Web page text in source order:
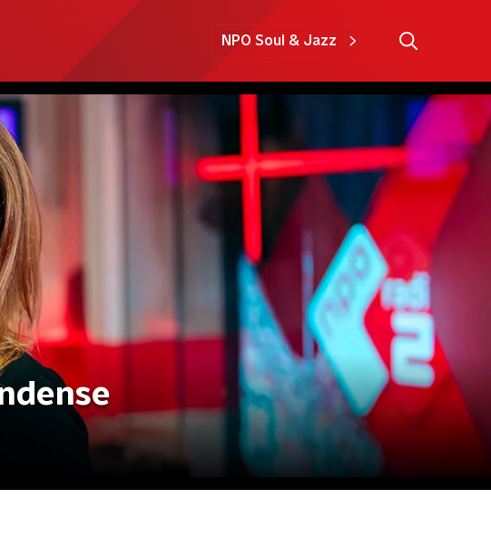
NPO Soul & Jazz